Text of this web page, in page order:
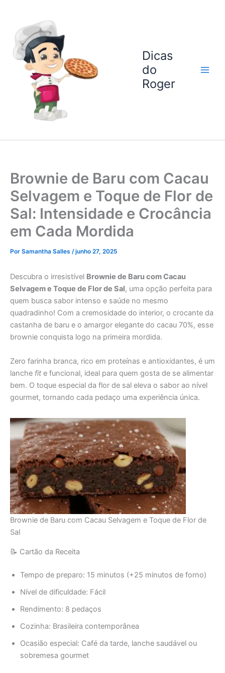
conteúdo
Dicas
do
Roger
Brownie de Baru com Cacau
Selvagem e Toque de Flor de
Sal: Intensidade e Crocância
em Cada Mordida
Por Samantha Salles /junho 27, 2025
Descubra o irresistível Brownie de Baru com Cacau
Selvagem e Toque de Flor de Sal, uma opção perfeita para
quem busca sabor intenso e saúde no mesmo
quadradinho! Com a cremosidade do interior, o crocante da
castanha de baru e o amargor elegante do cacau 70%, esse
brownie conquista logo na primeira mordida.
Zero farinha branca, rico em proteínas e antioxidantes, é um
lanche fit e funcional, ideal para quem gosta de se alimentar
bem. O toque especial da flor de sal eleva o sabor ao nível
gourmet, tornando cada pedaço uma experiência única.
Brownie de Baru com Cacau Selvagem e Toque de Flor de
Sal
📝 Cartão da Receita
Tempo de preparo: 15 minutos (+25 minutos de forno)
Nível de dificuldade: Fácil
Rendimento: 8 pedaços
Cozinha: Brasileira contemporânea
Ocasião especial: Café da tarde, lanche saudável ou
sobremesa gourmet